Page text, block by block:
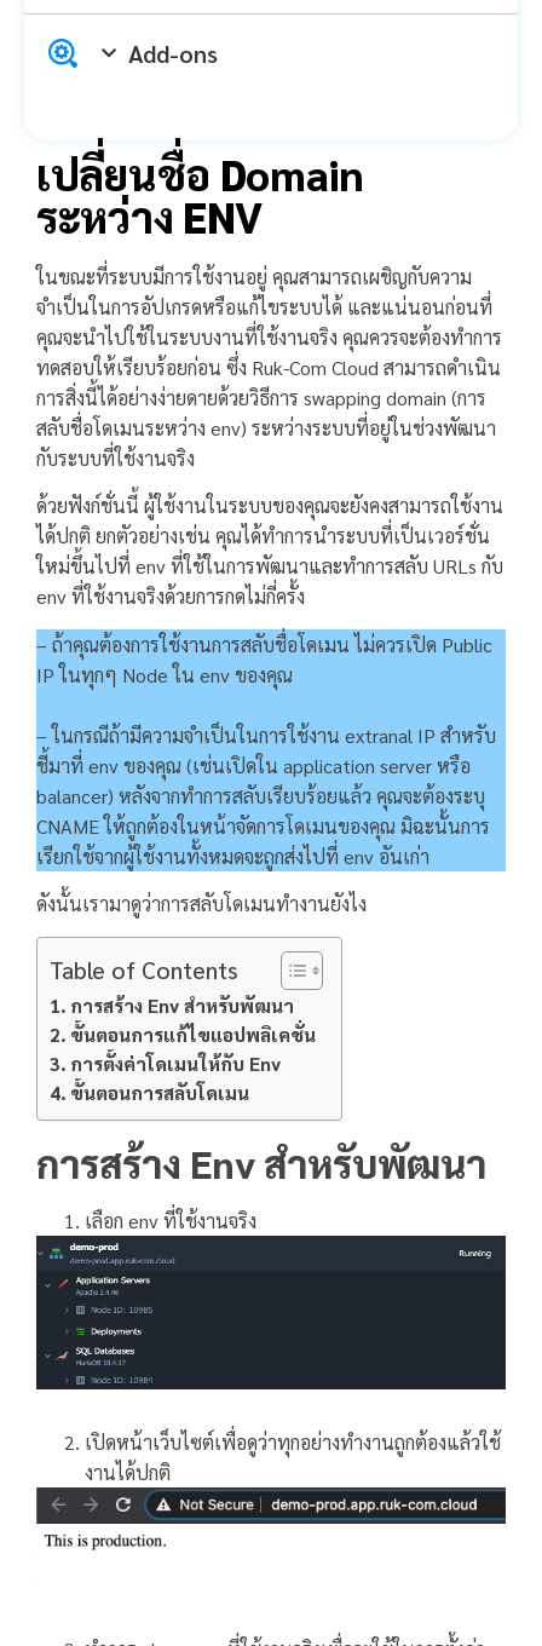
Add-ons
เปลี่ยนชื่อ Domain
ระหว่าง ENV
ในขณะที่ระบบมีการใช้งานอยู่ คุณสามารถเผชิญกับความ
จำเป็นในการอัปเกรดหรือแก้ไขระบบได้ และแน่นอนก่อนที่
คุณจะนำไปใช้ในระบบงานที่ใช้งานจริง คุณควรจะต้องทำการ
ทดสอบให้เรียบร้อยก่อน ซึ่ง Ruk-Com Cloud สามารถดำเนิน
การสิ่งนี้ได้อย่างง่ายดายด้วยวิธีการ swapping domain (การ
สลับชื่อโดเมนระหว่าง env) ระหว่างระบบที่อยู่ในช่วงพัฒนา
กับระบบที่ใช้งานจริง
ด้วยฟังก์ชั่นนี้ ผู้ใช้งานในระบบของคุณจะยังคงสามารถใช้งาน
ได้ปกติ ยกตัวอย่างเช่น คุณได้ทำการนำระบบที่เป็นเวอร์ชั่น
ใหม่ขึ้นไปที่ env ที่ใช้ในการพัฒนาและทำการสลับ URLs กับ
env ที่ใช้งานจริงด้วยการกดไม่กี่ครั้ง
– ถ้าคุณต้องการใช้งานการสลับชื่อโดเมน ไม่ควรเปิด Public
IP ในทุกๆ Node ใน env ของคุณ
– ในกรณีถ้ามีความจำเป็นในการใช้งาน extranal IP สำหรับ
ชี้มาที่ env ของคุณ (เช่นเปิดใน application server หรือ
balancer) หลังจากทำการสลับเรียบร้อยแล้ว คุณจะต้องระบุ
CNAME ให้ถูกต้องในหน้าจัดการโดเมนของคุณ มิฉะนั้นการ
เรียกใช้จากผู้ใช้งานทั้งหมดจะถูกส่งไปที่ env อันเก่า
ดังนั้นเรามาดูว่าการสลับโดเมนทำงานยังไง
Table of Contents
การสร้าง Env สำหรับพัฒนา
ขั้นตอนการแก้ไขแอปพลิเคชั่น
การตั้งค่าโดเมนให้กับ Env
ขั้นตอนการสลับโดเมน
การสร้าง Env สำหรับพัฒนา
เลือก env ที่ใช้งานจริง
เปิดหน้าเว็บไซต์เพื่อดูว่าทุกอย่างทำงานถูกต้องแล้วใช้
งานได้ปกติ